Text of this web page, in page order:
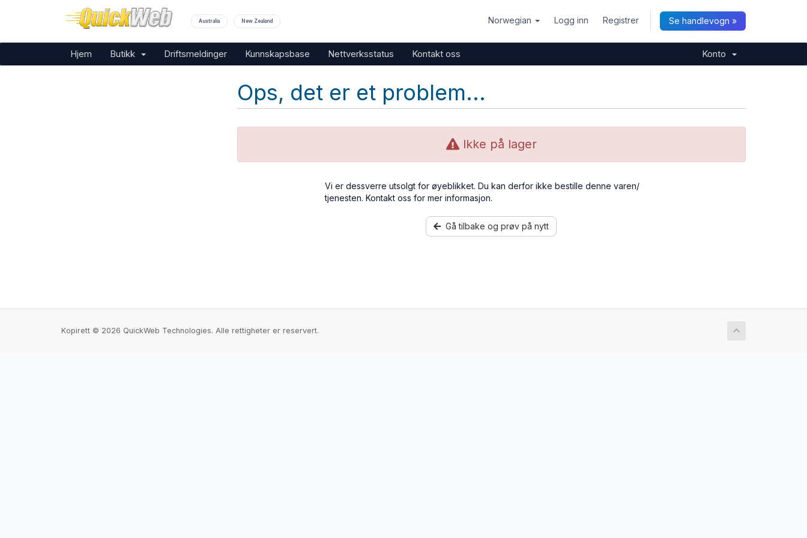
Norwegian Logg inn Registrer Se handlevogn »
Australia New Zealand
Hjem Butikk Driftsmeldinger Kunnskapsbase Nettverksstatus Kontakt oss Konto
Ops, det er et problem...
Ikke på lager
Vi er dessverre utsolgt for øyeblikket. Du kan derfor ikke bestille denne varen/
tjenesten. Kontakt oss for mer informasjon.
Gå tilbake og prøv på nytt
Kopirett © 2026 QuickWeb Technologies. Alle rettigheter er reservert.